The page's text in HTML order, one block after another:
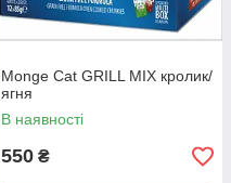
Monge Cat GRILL MIX кролик/
ягня
В наявності
550 ₴